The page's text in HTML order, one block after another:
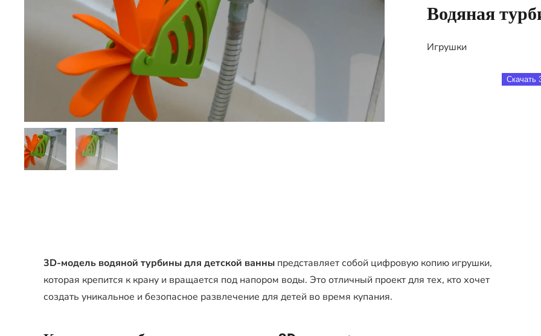
Водяная
Игрушки
Скачать
3D-модель водяной турбины для детской ванны представляет собой цифровую копию игрушки,
которая крепится к крану и вращается под напором воды. Это отличный проект для тех, кто хочет
создать уникальное и безопасное развлечение для детей во время купания.